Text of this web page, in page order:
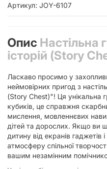
Артикул: JOY-6107
Опис Настільна
історій (Story
Ласкаво просимо у
неймовірних пригод з
(Story Chest)"! Ця унікальна
кубиків, це справжня
мислення, мовленнєвих
дітей та дорослих. Якщо ви
дитину від екранів гаджетів
атмосферу спільної
вашим незамінним